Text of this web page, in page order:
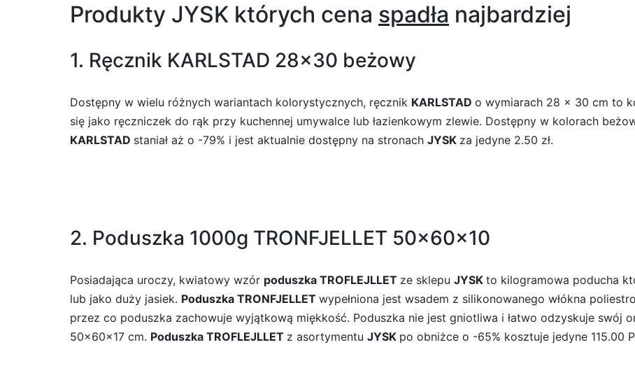
Produkty JYSK których cena spadła najbardziej
1. Ręcznik KARLSTAD 28×30 beżowy
Dostępny w wielu różnych wariantach kolorystycznych, ręcznik KARLSTAD o wymiarach 28 x 30 cm to
się jako ręczniczek do rąk przy kuchennej umywalce lub łazienkowym zlewie. Dostępny w kolorach
KARLSTAD staniał aż o -79% i jest aktualnie dostępny na stronach JYSK za jedyne 2.50 zł.
2. Poduszka 1000g TRONFJELLET 50x60x10
Posiadająca uroczy, kwiatowy wzór poduszka TROFLEJLLET ze sklepu JYSK to kilogramowa poducha
lub jako duży jasiek. Poduszka TRONFJELLET wypełniona jest wsadem z silikonowanego włókna
przez co poduszka zachowuje wyjątkową miękkość. Poduszka nie jest gniotliwa i łatwo odzyskuje swój
50x60x17 cm. Poduszka TROFLEJLLET z asortymentu JYSK po obniżce o -65% kosztuje jedyne 115.00